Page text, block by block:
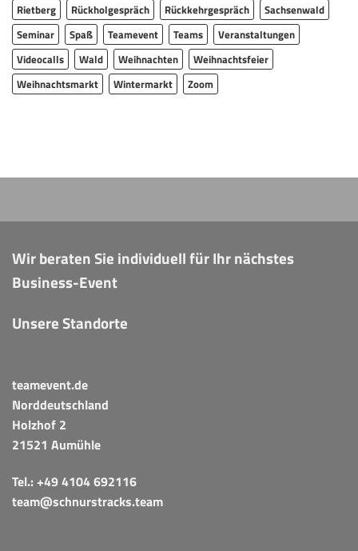
Rietberg
Rückholgespräch Rückkehrgespräch
Sachsenwald
Seminar
Spaß Teamevent Teams
Veranstaltungen
Videocalls
Wald Weihnachten
Weihnachtsfeier
Weihnachtsmarkt
Wintermarkt Zoom
Wir beraten Sie individuell für Ihr nächstes
Business-Event
Unsere Standorte
teamevent.de
Norddeutschland
Holzhof 2
21521 Aumühle
Tel.:+49 4104 692116
team@schnurstracks.team